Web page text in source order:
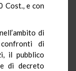
Cost., e con
di
di
il pubblico
di decreto